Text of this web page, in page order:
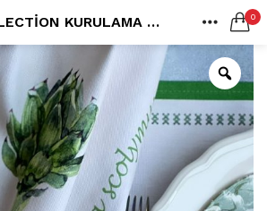
MIMAS COLLECTION KURULAMA BEZI 0
SHARE
(3)